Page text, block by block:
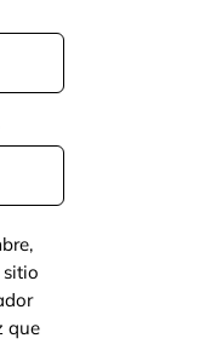
sitio
que